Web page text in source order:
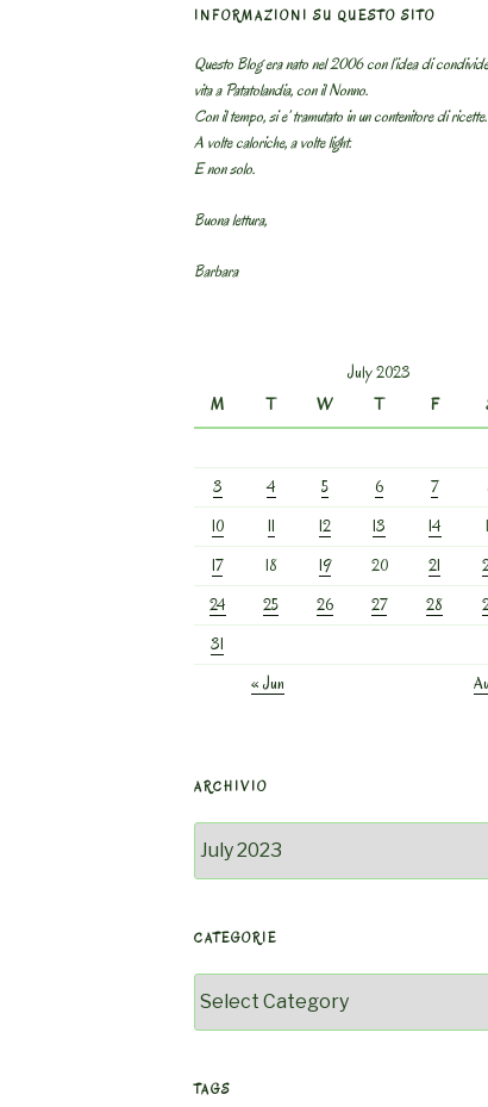
INFORMAZIONI SU QUESTO SITO
Questo Blog era nato nel 2006 con l’idea di
vita a Patatolandia, con il Nonno.
Con il tempo, si e’ tramutato in un contenitore di ricette.
A volte caloriche, a volte light.
E non solo.
Buona lettura,
Barbara
July 2023
M
T W T F
3
4 5 6 7
10
11 12 13 14
17
18 19 20 21
24
25 26 27 28
31
« Jun
ARCHIVIO
CATEGORIE
TAGS